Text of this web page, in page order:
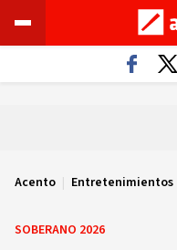
Acento | Entretenimientos
SOBERANO 2026